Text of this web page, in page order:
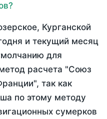
Курганской
и текущий месяц
для
расчета "Союз
так как
по этому методу
сумерков